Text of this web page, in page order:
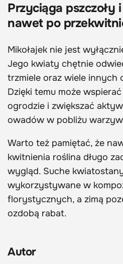
Przyciąga pszczoły
nawet po
Mikołajek nie jest
Jego kwiaty chętnie
trzmiele oraz wiele innych
Dzięki temu może
ogrodzie i zwiększać
owadów w pobliżu
Warto też pamiętać, że
kwitnienia roślina długo
wygląd. Suche
wykorzystywane w
florystycznych, a zimą
ozdobą rabat.
Autor